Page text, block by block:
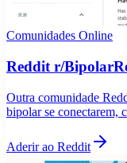
Comunidades Online
Reddit r/
Outra comunidade
bipolar se conectarem,
Aderir ao Reddit